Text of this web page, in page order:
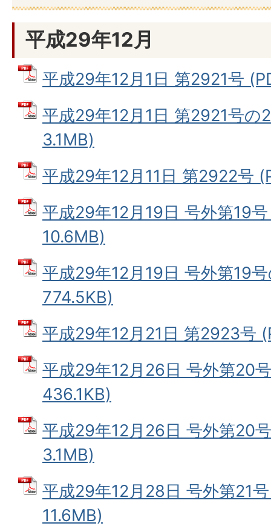
平成29年12月
平成29年12月1日 第2921号
平成29年12月1日 第2921号の
3.1MB)
平成29年12月11日 第2922号
平成29年12月19日 号外第19
10.6MB)
平成29年12月19日 号外第19
774.5KB)
平成29年12月21日 第2923号
平成29年12月26日 号外第20
436.1KB)
平成29年12月26日 号外第20
3.1MB)
平成29年12月28日 号外第21
11.6MB)